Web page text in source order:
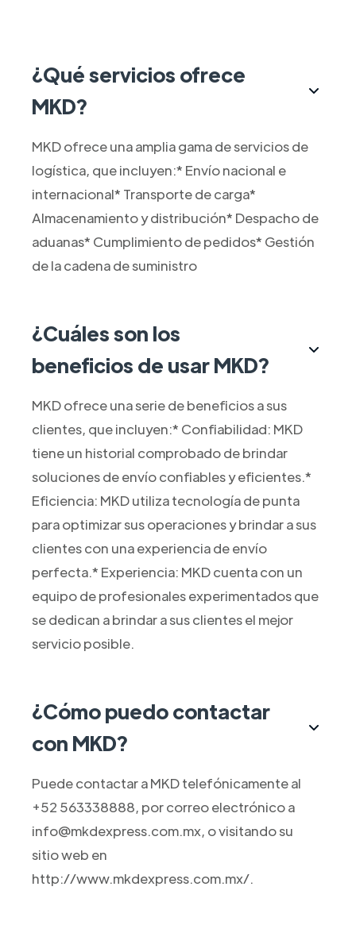
¿Qué servicios ofrece
MKD?
MKD ofrece una amplia gama de servicios de
logística, que incluyen:* Envío nacional e
internacional* Transporte de carga*
Almacenamiento y distribución* Despacho de
aduanas* Cumplimiento de pedidos* Gestión
de la cadena de suministro
¿Cuáles son los
beneficios de usar MKD?
MKD ofrece una serie de beneficios a sus
clientes, que incluyen:* Confiabilidad: MKD
tiene un historial comprobado de brindar
soluciones de envío confiables y eficientes.*
Eficiencia: MKD utiliza tecnología de punta
para optimizar sus operaciones y brindar a sus
clientes con una experiencia de envío
perfecta.* Experiencia: MKD cuenta con un
equipo de profesionales experimentados que
se dedican a brindar a sus clientes el mejor
servicio posible.
¿Cómo puedo contactar
con MKD?
Puede contactar a MKD telefónicamente al
+52 563338888, por correo electrónico a
info@mkdexpress.com.mx, o visitando su
sitio web en
http://www.mkdexpress.com.mx/.